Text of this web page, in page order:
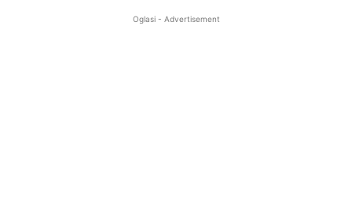
Oglasi - Advertisement